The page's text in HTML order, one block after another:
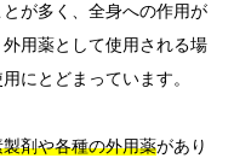
が多く、全身への作用が
用薬として使用される場
にとどまっています。
剤や各種の外用薬があり